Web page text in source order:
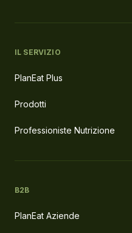
IL SERVIZIO
PlanEat Plus
Prodotti
Professioniste Nutrizione
B2B
PlanEat Aziende